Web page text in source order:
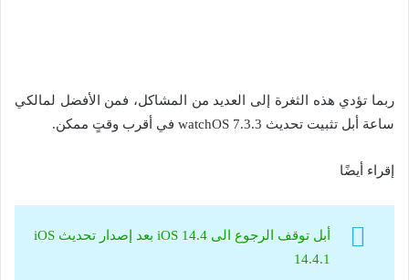
ربما تؤدي هذه الثغرة إلى العديد من المشاكل، فمن الأفضل لمالكي
ساعة أبل تثبيت تحديث watchOS 7.3.3 في أقرب وقتٍ ممكن.
إقراء أيضًا
أبل توقف الرجوع الى iOS 14.4 بعد إصدار تحديث iOS
14.4.1